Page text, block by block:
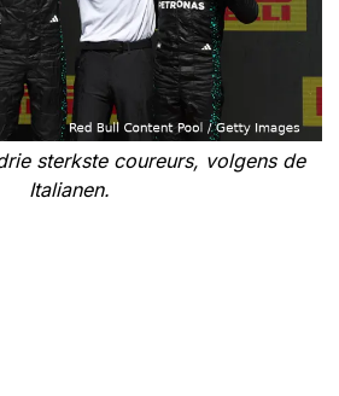
sterkste coureurs, volgens de
Italianen.